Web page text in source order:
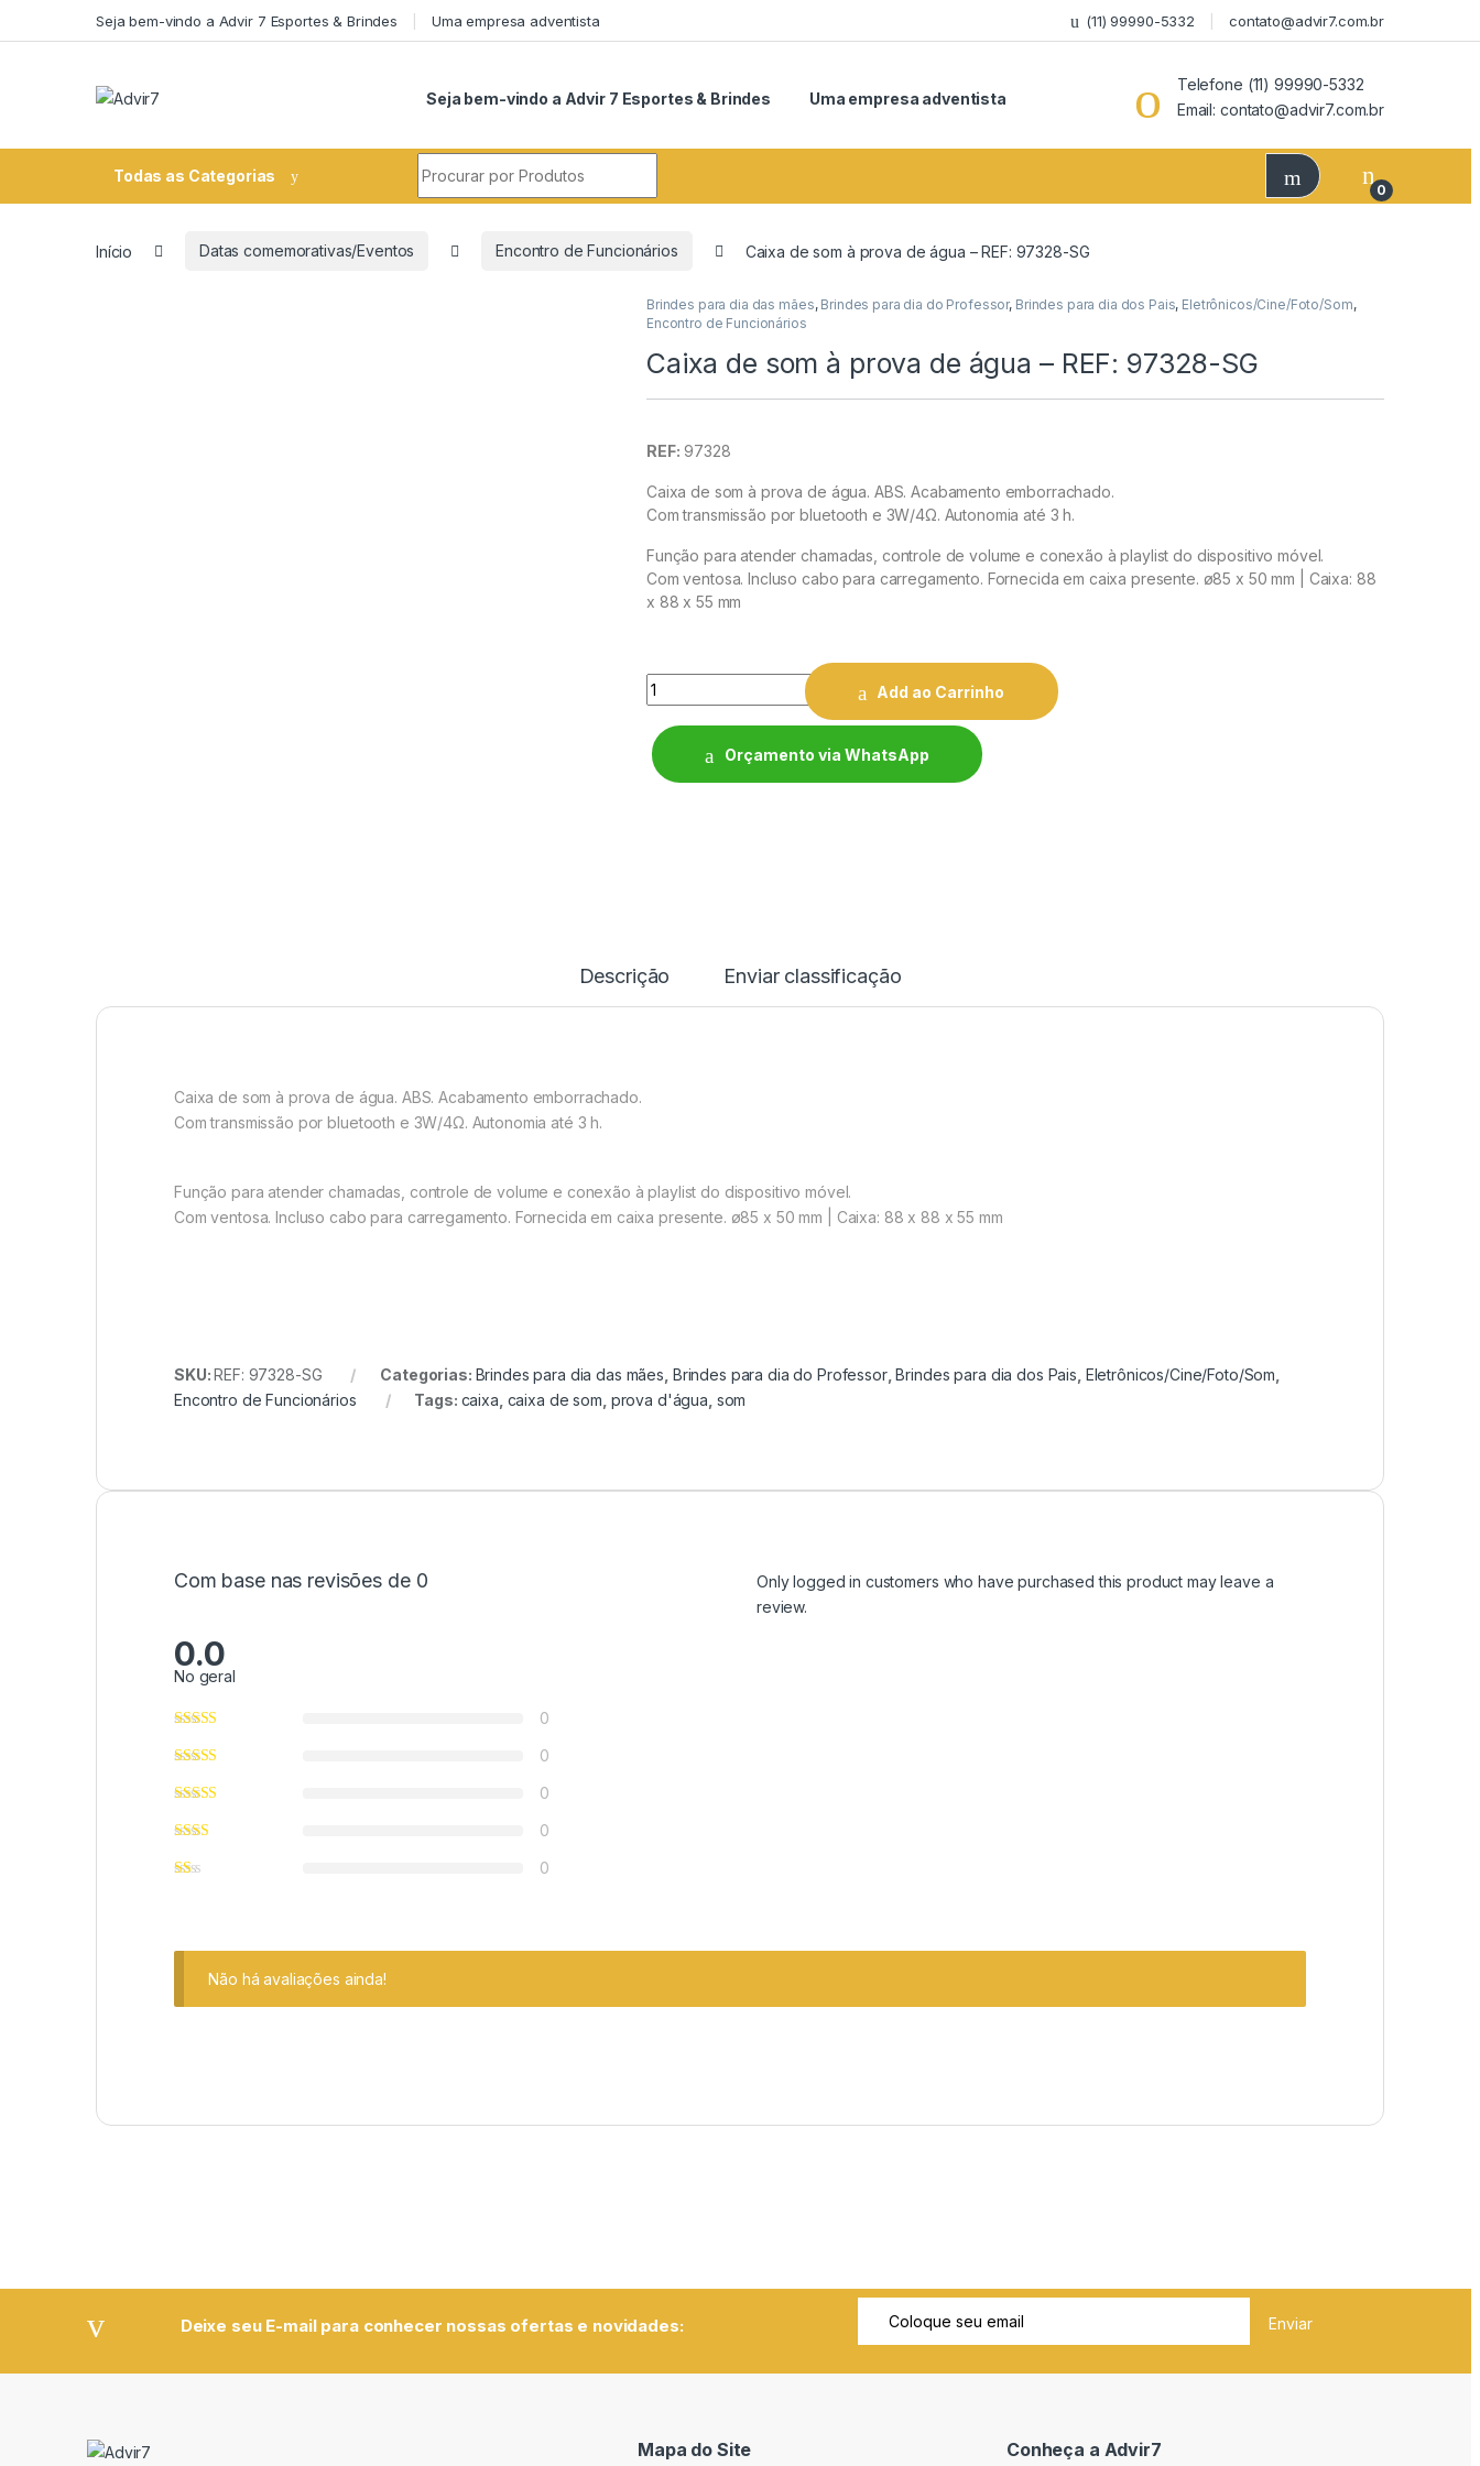
Seja bem-vindo a Advir 7 Esportes & Brindes Uma empresa adventista (11) 99990-5332 contato@advir7.com.br
Seja bem-vindo a Advir 7 Esportes & Brindes Uma empresa adventista
Telefone (11) 99990-5332
Email: contato@advir7.com.br
Todas as Categorias
0
Início Datas comemorativas/Eventos Encontro de Funcionários Caixa de som à prova de água – REF: 97328-SG
Brindes para dia das mães, Brindes para dia do Professor, Brindes para dia dos Pais, Eletrônicos/Cine/Foto/Som,
Encontro de Funcionários
Caixa de som à prova de água – REF: 97328-SG
REF: 97328
Caixa de som à prova de água. ABS. Acabamento emborrachado.
Com transmissão por bluetooth e 3W/4Ω. Autonomia até 3 h.
Função para atender chamadas, controle de volume e conexão à playlist do dispositivo móvel.
Com ventosa. Incluso cabo para carregamento. Fornecida em caixa presente. ø85 x 50 mm | Caixa: 88
x 88 x 55 mm
Quantity
Add ao Carrinho
Orçamento via WhatsApp
Descrição Enviar classificação
Caixa de som à prova de água. ABS. Acabamento emborrachado.
Com transmissão por bluetooth e 3W/4Ω. Autonomia até 3 h.
Função para atender chamadas, controle de volume e conexão à playlist do dispositivo móvel.
Com ventosa. Incluso cabo para carregamento. Fornecida em caixa presente. ø85 x 50 mm | Caixa: 88 x 88 x 55 mm
SKU:REF: 97328-SG Categorias: Brindes para dia das mães Brindes para dia do Professor,Brindes para dia dos Pais Eletrônicos/Cine/Foto/Som
Encontro de Funcionários
Tags: caixa caixa de som prova d'água som
Com base nas revisões de 0
0.0
No geral
0
0
0
0
0
Only logged in customers who have purchased this product may leave a
review.
Não há avaliações ainda!
Deixe seu E-mail para conhecer nossas ofertas e novidades:
Mapa do Site Conheça a Advir7